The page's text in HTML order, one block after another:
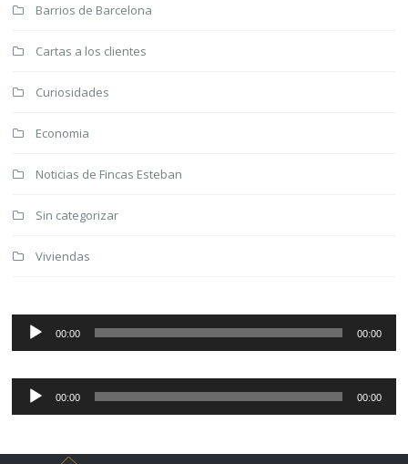
Barrios de Barcelona
Cartas a los clientes
Curiosidades
Economia
Noticias de Fincas Esteban
Sin categorizar
Viviendas
Reproductor
audio
00:00 00:00
Reproductor
audio
00:00 00:00